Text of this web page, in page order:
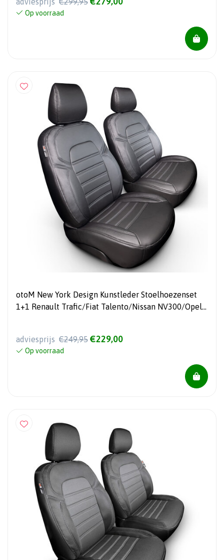
Op voorraad
otoM New York Design Kunstleder Stoelhoezenset
1+1 Renault Trafic/Fiat Talento/Nissan NV300/Opel
adviesprijs €249,95 €229,00
Op voorraad